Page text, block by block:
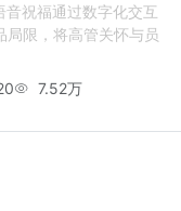
音祝福通过数字化交互
局限，将高管关怀与员
7.52万